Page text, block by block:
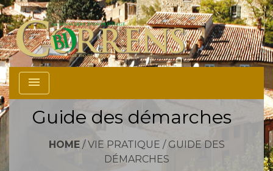
menu
Guide des démarches
HOME/ VIE PRATIQUE / GUIDE DES
DÉMARCHES